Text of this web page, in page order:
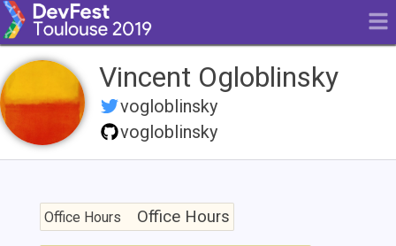
Vincent Ogloblinsky
vogloblinsky
vogloblinsky
Hours
Office Hours Office Hours